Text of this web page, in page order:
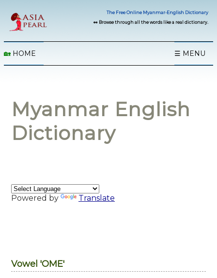
The Free Online Myanmar-English Dictionary
👀 Browse through all the words like a real dictionary.
🏡 HOME ☰ MENU
Myanmar English
Dictionary
Powered by Translate
Vowel 'OME'